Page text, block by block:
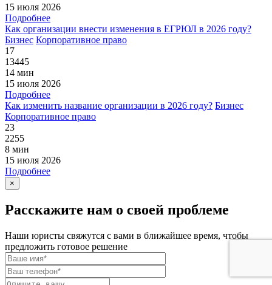
15 июля 2026
Подробнее
Как организации внести изменения в ЕГРЮЛ в 2026 году?
Бизнес Корпоративное право
17
13445
14 мин
15 июля 2026
Подробнее
Как изменить название организации в 2026 году? Бизнес
Корпоративное право
23
2255
8 мин
15 июля 2026
Подробнее
×
Расскажите нам о своей проблеме
Наши юристы свяжутся с вами в ближайшее время, чтобы
предложить готовое решение